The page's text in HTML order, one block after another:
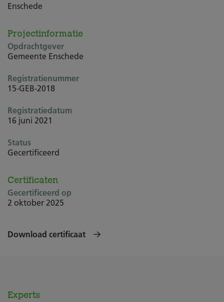
Enschede
Projectinformatie
Opdrachtgever
Gemeente Enschede
Registratienummer
15-GEB-2018
Registratiedatum
16 juni 2021
Status
Gecertificeerd
Certificaten
Gecertificeerd op
2 oktober 2025
Download certificaat
Experts